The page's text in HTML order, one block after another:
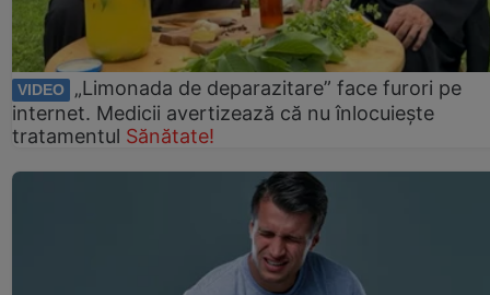
VIDEO
„Limonada de deparazitare” face furori pe
internet. Medicii avertizează că nu înlocuiește
tratamentul Sănătate!